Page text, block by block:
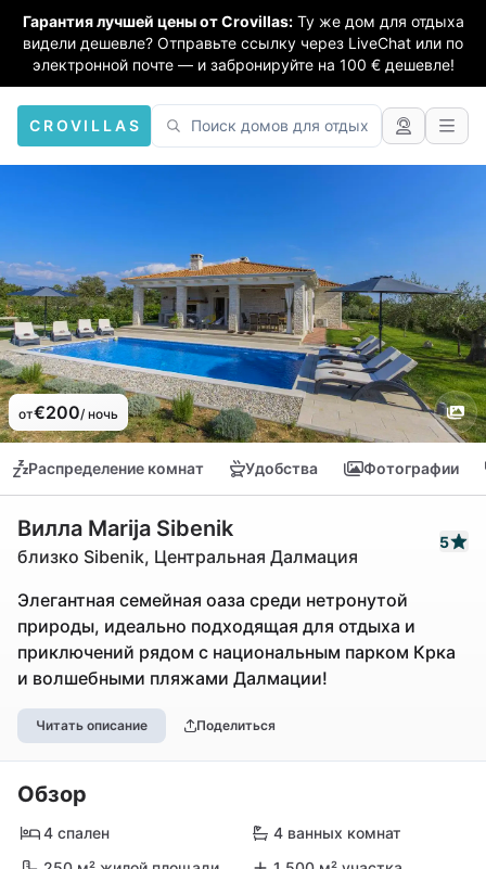
Гарантия лучшей цены от Crovillas: Ту же дом для отдыха
видели дешевле? Отправьте ссылку через LiveChat или по
электронной почте — и забронируйте на 100 € дешевле!
CROVILLAS
от€200/ ночь
Распределение комнат Удобства Фотографии
Вилла Marija Sibenik
близко Sibenik, Центральная Далмация
5
Элегантная семейная оаза среди нетронутой
природы, идеально подходящая для отдыха и
приключений рядом с национальным парком Крка
и волшебными пляжами Далмации!
Читать описание Поделиться
Обзор
4 спален
4 ванных комнат